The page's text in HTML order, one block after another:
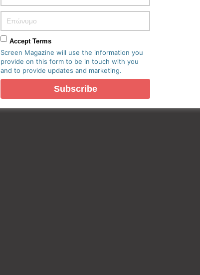
Accept Terms
Screen Magazine will use the information you
provide on this form to be in touch with you
and to provide updates and marketing.